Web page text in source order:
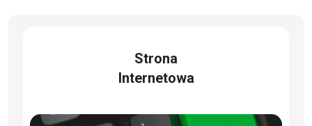
Strona
Internetowa